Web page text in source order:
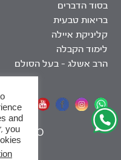
בסוד הדברים
בריאות טבעית
קליניקת איילה
לימוד הקבלה
הרב אשלג – בעל הסולם
SEO
|
and
you